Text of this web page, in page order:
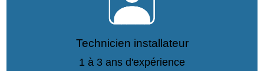
Technicien installateur
1 à 3 ans d'expérience